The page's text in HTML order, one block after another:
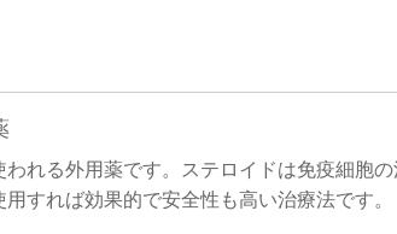
れる外用薬です。ステロイドは免疫細胞
すれば効果的で安全性も高い治療法です。